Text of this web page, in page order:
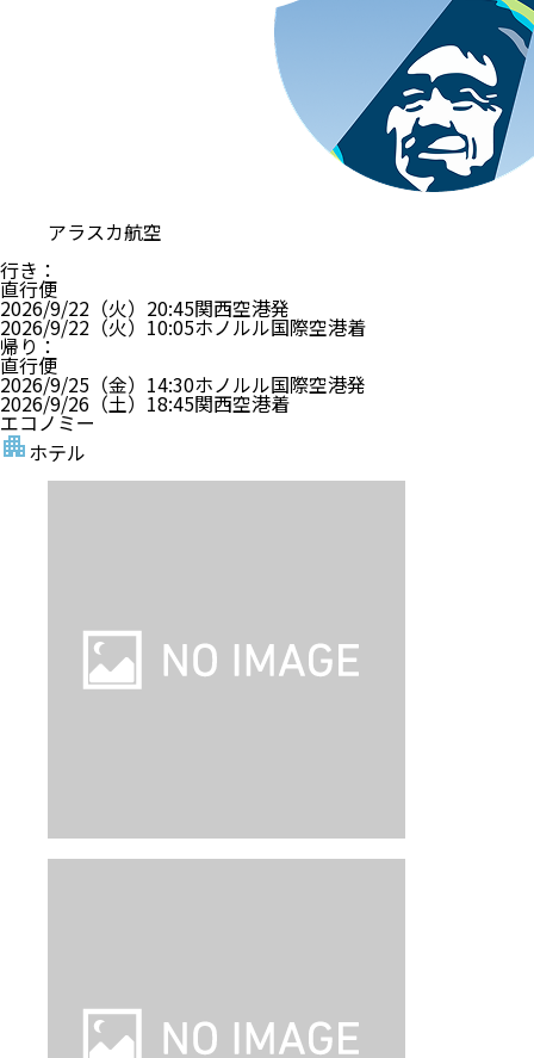
アラスカ航空
行き ：
直行便
2026/9/22（火） 20:45関西空港発
2026/9/22（火） 10:05ホノルル国際空港着
帰り ：
直行便
2026/9/25（金） 14:30ホノルル国際空港発
2026/9/26（土） 18:45関西空港着
エコノミー
ホテル